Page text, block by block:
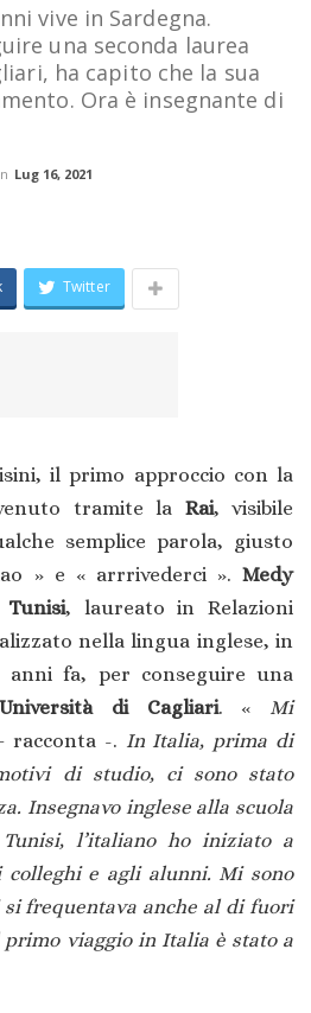
vive in Sardegna.
una seconda laurea
ha capito che la sua
Ora è insegnante di
Lug 16, 2021
Twitter
il primo approccio con la
tramite la Rai, visibile
semplice parola, giusto
» e « arrrivederci ». Medy
Tunisi, laureato in Relazioni
nella lingua inglese, in
fa, per conseguire una
Università di Cagliari. «
Mi
racconta -. In Italia, prima di
di studio, ci sono stato
Insegnavo inglese alla scuola
l’italiano ho iniziato a
e agli alunni. Mi sono
frequentava anche al di fuori
primo viaggio in Italia è stato a